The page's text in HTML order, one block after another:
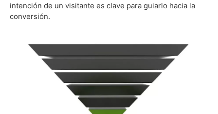
intención de un visitante es clave para guiarlo hacia la
conversión.